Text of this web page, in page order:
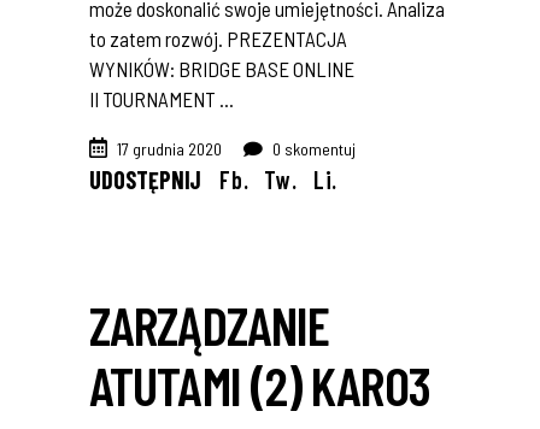
może doskonalić swoje umiejętności. Analiza
to zatem rozwój. PREZENTACJA
WYNIKÓW: BRIDGE BASE ONLINE
II TOURNAMENT
17 grudnia 2020 0 skomentuj
UDOSTĘPNIJ Fb. Tw. Li.
ZARZĄDZANIE
ATUTAMI (2) KARO3